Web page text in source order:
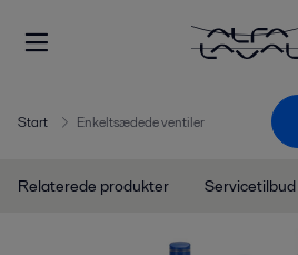
Start Enkeltsædede ventiler
Relaterede produkter Servicetilbud